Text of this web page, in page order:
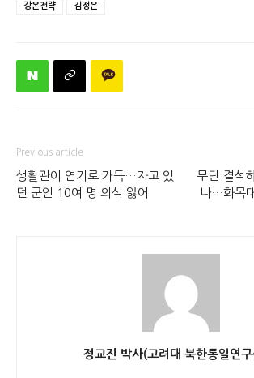
강온전략 김정은
Previous article
생활관이 연기로 가득…자고 있
던 군인 10여 명 의식 잃어
무단 결석
나…화목
정교진 박사(고려대 북한통일연